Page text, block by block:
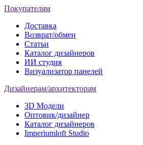
Покупателям
Доставка
Возврат/обмен
Статьи
Каталог дизайнеров
ИИ студия
Визуализатор панелей
Дизайнерам/архитекторам
3D Модели
Оптовик/дизайнер
Каталог дизайнеров
Imperiumloft Studio